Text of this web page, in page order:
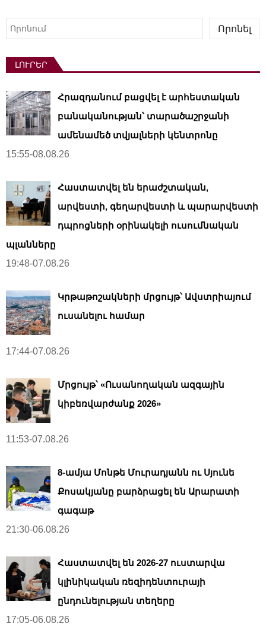
Որոնել
Որոնել
ԼՈՒՐԵՐ
Հրազդանում բացվել է արհեստական ​​
բանականության՝ տարածաշրջանի
ամենամեծ տվյալների կենտրոնը
15:55-08.08.26
Հաստատվել են երաժշտական,
արվեստի, գեղարվեստի և պարարվեստի
դպրոցների օրինակելի ուսումնական
պլանները
19:48-07.08.26
Կրթաթոշակների մրցույթ՝ Ավստրիայում
ուսանելու համար
17:44-07.08.26
Մրցույթ՝ «Ուսանողական ազգային
կիբեռվարժանք 2026»
11:53-07.08.26
8-ամյա Մոնթե Մուրադյանն ու Սյունե
Քոսակյանը բարձրացել են Արարատի
գագաթ
21:30-06.08.26
Հաստատվել են 2026-27 ուստարվա
կլինիկական ռեզիդենտուրայի
ընդունելության տեղերը
17:05-06.08.26